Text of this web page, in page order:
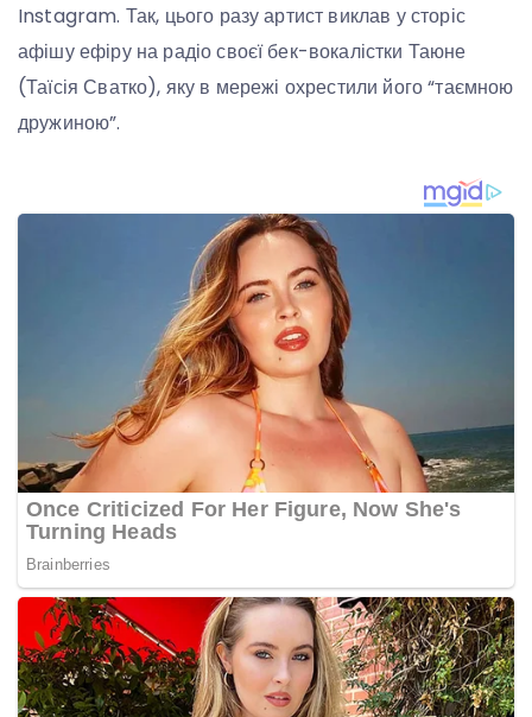
Instagram. Так, цього разу артист виклав у сторіс
афішу ефіру на радіо своєї бек-вокалістки Таюне
(Таїсія Сватко), яку в мережі охрестили його “таємною
дружиною”.